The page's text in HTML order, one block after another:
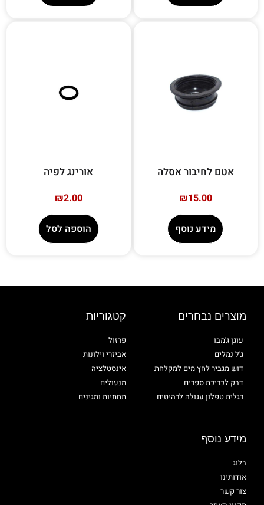
אטם לחיבור אסלה
₪15.00
מידע נוסף
אורינג לפיה
₪2.00
הוספה לסל
מוצרים נבחרים
עוגן ג'מבו
ג'ל נמלים
דוש מגביר לחץ מים למקלחת
דבק לכריכת ספרים
רגלית טפלון עגולה לרהיטים
קטגוריות
פרזול
אביזרי וילונות
אינסטלציה
מנעולים
תחתיות ומגינים
מידע נוסף
בלוג
אודותינו
צור קשר